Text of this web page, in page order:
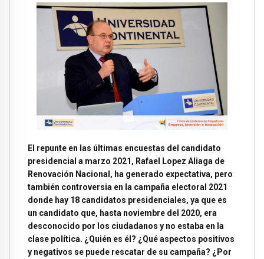
El repunte en las últimas encuestas del candidato
presidencial a marzo 2021, Rafael Lopez Aliaga de
Renovación Nacional, ha generado expectativa, pero
también controversia en la campaña electoral 2021
donde hay 18 candidatos presidenciales, ya que es
un candidato que, hasta noviembre del 2020, era
desconocido por los ciudadanos y no estaba en la
clase política. ¿Quién es él? ¿Qué aspectos positivos
y negativos se puede rescatar de su campaña? ¿Por